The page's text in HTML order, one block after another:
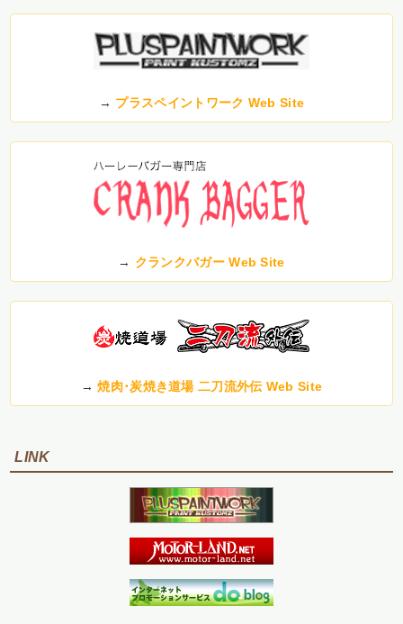
→ プラスペイントワーク Web Site
→ クランクバガー Web Site
→焼肉･炭焼き道場 二刀流外伝 Web Site
LINK